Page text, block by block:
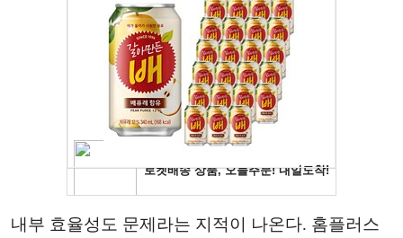
내부 효율성도 문제라는 지적이 나온다. 홈플러스